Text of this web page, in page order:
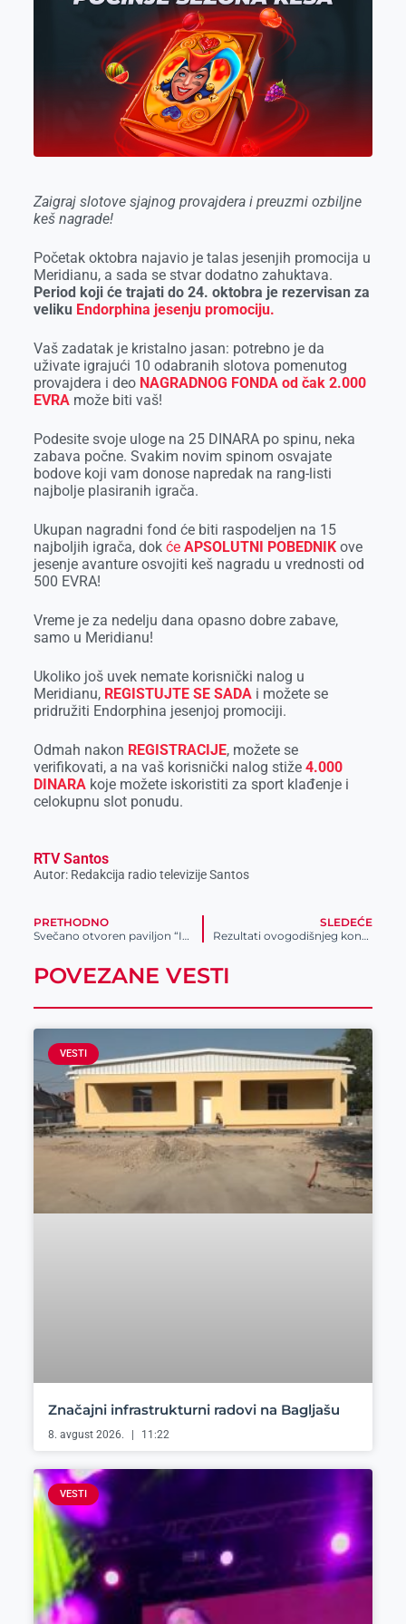
k
g
e
r
d
I
n
A
p
p
Zaigraj slotove sjajnog provajdera i preuzmi ozbiljne
keš nagrade!
Početak oktobra najavio je talas jesenjih promocija u
Meridianu, a sada se stvar dodatno zahuktava.
Period koji će trajati do 24. oktobra je rezervisan za
veliku Endorphina jesenju promociju.
Vaš zadatak je kristalno jasan: potrebno je da
uživate igrajući 10 odabranih slotova pomenutog
provajdera i deo NAGRADNOG FONDA od čak 2.000
EVRAmože biti vaš!
Podesite svoje uloge na 25 DINARA po spinu, neka
zabava počne. Svakim novim spinom osvajate
bodove koji vam donose napredak na rang-listi
najbolje plasiranih igrača.
Ukupan nagradni fond će biti raspodeljen na 15
najboljih igrača, dok će APSOLUTNI POBEDNIKove
jesenje avanture osvojiti keš nagradu u vrednosti od
500 EVRA!
Vreme je za nedelju dana opasno dobre zabave,
samo u Meridianu!
Ukoliko još uvek nemate korisnički nalog u
Meridianu, REGISTUJTE SE SADAi možete se
pridružiti Endorphina jesenjoj promociji.
Odmah nakon REGISTRACIJE, možete se
verifikovati, a na vaš korisnički nalog stiže 4.000
DINARAkoje možete iskoristiti za sport klađenje i
celokupnu slot ponudu.
RTV Santos
Autor: Redakcija radio televizije Santos
PRETHODNO
Svečano otvoren paviljon “Isidorina s(c)ena” u Perlezu i održan koncert u Kulturnoj stanici Baštinar mlin
SLEDEĆE
Rezultati ovogodišnjeg konkursa NIS “Zajednici zajedno”: za šest školskih ustanova na teritoriji grada i Tehnički fakultet opredeljeno 16 miliona dinara
POVEZANE VESTI
VESTI
Značajni infrastrukturni radovi na Bagljašu
8. avgust 2026. 11:22
VESTI